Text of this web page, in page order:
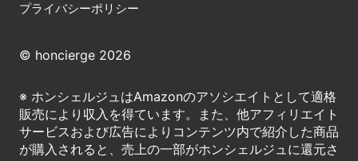
プライバシーポリシー
© honcierge 2026
※ ホンシェルジュはAmazonのアソシエイトとして適格
販売により収入を得ています。また、他アフィリエイト
サービスおよび広告によりコンテンツ内で紹介した商品
が購入されると、売上の一部がホンシェルジュに還元さ